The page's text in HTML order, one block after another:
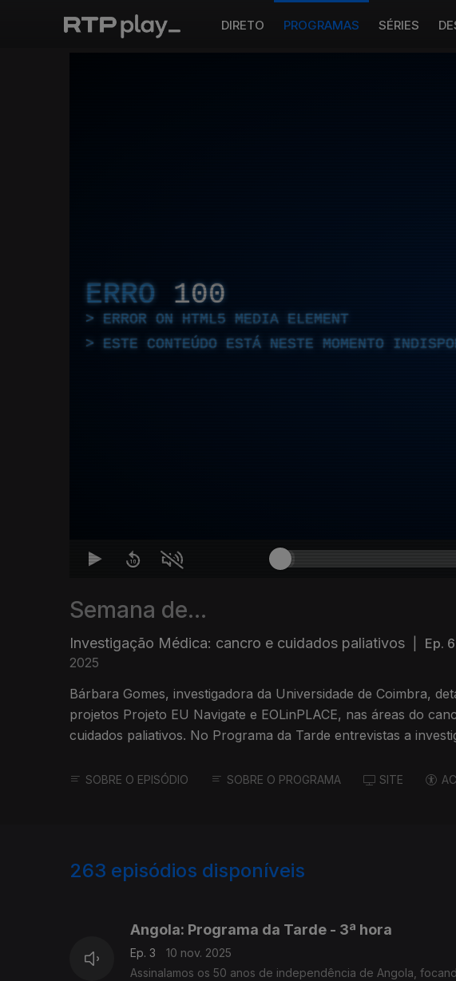
DIRETO PROGRAMAS SÉRIES
ERRO 100
ERROR ON HTML5 MEDIA ELEMENT
ESTE CONTEÚDO ESTÁ NESTE MOMENTO
Semana de...
Investigação Médica: cancro e cuidados paliativos Ep. 6
2025
Bárbara Gomes, investigadora da Universidade de Coimbra,
projetos Projeto EU Navigate e EOLinPLACE, nas áreas do
cuidados paliativos. No Programa da Tarde entrevistas a
SOBRE O EPISÓDIO SOBRE O PROGRAMA SITE
263 episódios disponíveis
Angola: Programa da Tarde - 3ª hora
Ep. 3
10 nov. 2025
Assinalamos os 50 anos de independência de Angola,